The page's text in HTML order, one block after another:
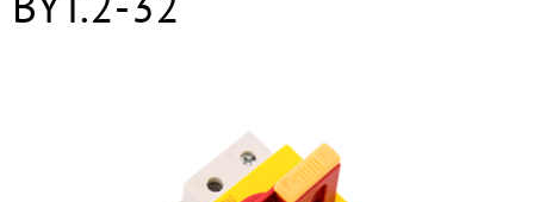
BYT.2-32